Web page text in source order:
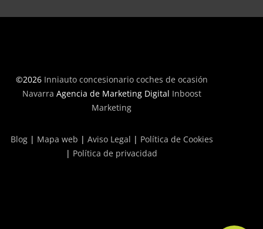
©2026 Inniauto concesionario coches de ocasión
Navarra Agencia de Marketing Digital Inboost
Marketing
Blog| Mapa web | Aviso Legal | Política de Cookies
| Política de privacidad